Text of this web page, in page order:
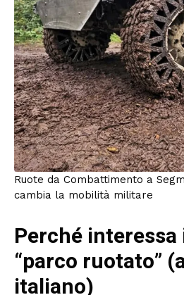
Ruote da Combattimento a
cambia la mobilità militare
Perché
“parco ruotato”
italiano)